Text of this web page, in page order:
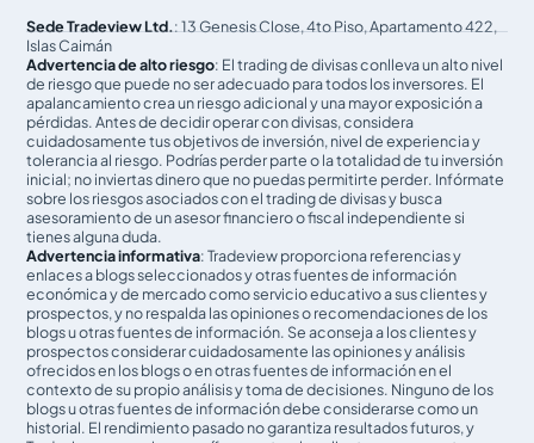
Sede Tradeview Ltd.: 13 Genesis Close, 4to Piso, Apartamento 422,
Islas Caimán
Advertencia de alto riesgo: El trading de divisas conlleva un alto nivel
de riesgo que puede no ser adecuado para todos los inversores. El
apalancamiento crea un riesgo adicional y una mayor exposición a
pérdidas. Antes de decidir operar con divisas, considera
cuidadosamente tus objetivos de inversión, nivel de experiencia y
tolerancia al riesgo. Podrías perder parte o la totalidad de tu inversión
inicial; no inviertas dinero que no puedas permitirte perder. Infórmate
sobre los riesgos asociados con el trading de divisas y busca
asesoramiento de un asesor financiero o fiscal independiente si
tienes alguna duda.
Advertencia informativa: Tradeview proporciona referencias y
enlaces a blogs seleccionados y otras fuentes de información
económica y de mercado como servicio educativo a sus clientes y
prospectos, y no respalda las opiniones o recomendaciones de los
blogs u otras fuentes de información. Se aconseja a los clientes y
prospectos considerar cuidadosamente las opiniones y análisis
ofrecidos en los blogs o en otras fuentes de información en el
contexto de su propio análisis y toma de decisiones. Ninguno de los
blogs u otras fuentes de información debe considerarse como un
historial. El rendimiento pasado no garantiza resultados futuros, y